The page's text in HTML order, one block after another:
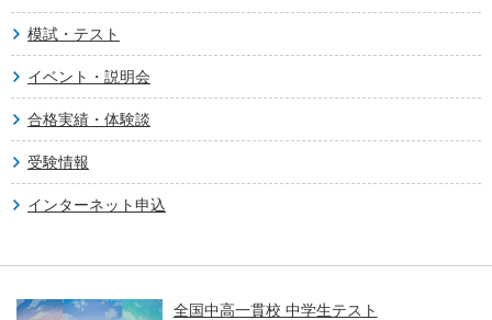
模試・テスト
イベント・説明会
合格実績・体験談
受験情報
インターネット申込
全国中高一貫校 中学生テスト